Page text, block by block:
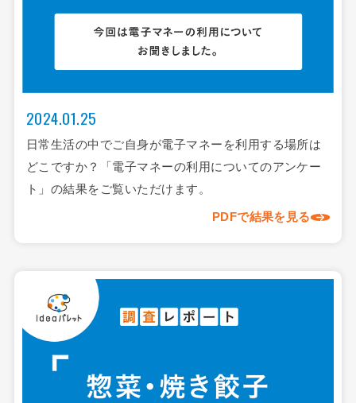
2024.01.25
日常生活の中でご自身が電子マネーを利用する場所は
どこですか？「電子マネーの利用についてのアンケー
ト」の結果をご覧いただけます。
PDFで結果を見る